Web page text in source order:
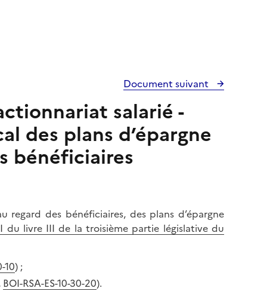
Document suivant
salarié -
des plans d’épargne
bénéficiaires
regard des bénéficiaires, des plans d’épargne
du livre III de la troisième partie législative du
10) ;
BOI-RSA-ES-10-30-20).